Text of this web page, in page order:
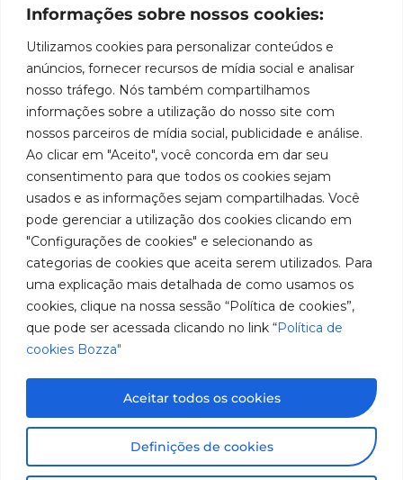
Informações sobre nossos cookies:
Utilizamos cookies para personalizar conteúdos e
anúncios, fornecer recursos de mídia social e analisar
nosso tráfego. Nós também compartilhamos
informações sobre a utilização do nosso site com
nossos parceiros de mídia social, publicidade e análise.
Ao clicar em "Aceito", você concorda em dar seu
consentimento para que todos os cookies sejam
usados e as informações sejam compartilhadas. Você
pode gerenciar a utilização dos cookies clicando em
"Configurações de cookies" e selecionando as
categorias de cookies que aceita serem utilizados. Para
uma explicação mais detalhada de como usamos os
cookies, clique na nossa sessão “Política de cookies”,
que pode ser acessada clicando no link “Política de
cookies Bozza"
Definições de cookies
Aceitar todos os cookies
Marca
líder
em
fabricação
de
equipamentos
para
lubrificação
e
abastecimento
da
América
Políticas
Privacidade
Políticas
de
Cookies
Institucional
A Bozza
Produtos
Soluções
Assistências
Técnicas
Seja um
representante
Trabalhe
Conosco
Localização
Rua
Tiradentes,
931 – Anexo
Franchini,
50/96
Bairro: Santa
Terezinha
São Bernardo
do Campo –
SP
Fale
Conosco
SAC: 0800
019 5050
Redes
Facebook
LinkedIn
Instagram
Imagens meramente ilustrativas. Informações sujeitas a
alterações sem aviso prévio. Todos os direitos são